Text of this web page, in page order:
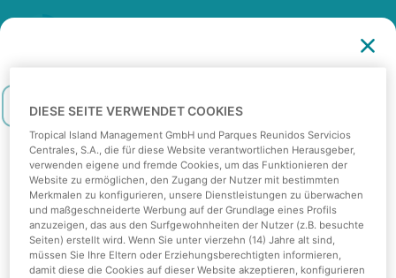
Alle anzeigen Essen & Trinken
August2026
Mo Die Mi Do Fre Sa So
1 2
3 4 5 6 7 8 9
DIESE SEITE VERWENDET COOKIES
Tropical Island Management GmbH und Parques Reunidos Servicios
Centrales, S.A., die für diese Website verantwortlichen Herausgeber,
verwenden eigene und fremde Cookies, um das Funktionieren der
Website zu ermöglichen, den Zugang der Nutzer mit bestimmten
Merkmalen zu konfigurieren, unsere Dienstleistungen zu überwachen
und maßgeschneiderte Werbung auf der Grundlage eines Profils
anzuzeigen, das aus den Surfgewohnheiten der Nutzer (z.B. besuchte
Seiten) erstellt wird. Wenn Sie unter vierzehn (14) Jahre alt sind,
müssen Sie Ihre Eltern oder Erziehungsberechtigten informieren,
damit diese die Cookies auf dieser Website akzeptieren, konfigurieren